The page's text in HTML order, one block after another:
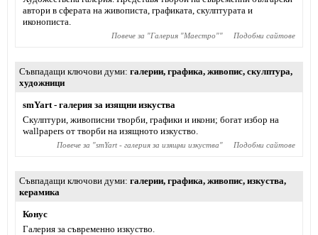
автори в сферата на живописта, графиката, скулптурата и
иконописта.
Повече за "Галерия "Маестро"" Подобни сайтове
Съвпадащи ключови думи галерии, графика, живопис, скулптура,
художници
smYart - галерия за изящни изкуства
Скулптури, живописни творби, графики и икони; богат избор на
wallpapers от творби на изящното изкуство.
Повече за "smYart - галерия за изящни изкуства" Подобни сайтове
Съвпадащи ключови думи галерии, графика, живопис, изкуства,
керамика
Конус
Галерия за съвременно изкуство.